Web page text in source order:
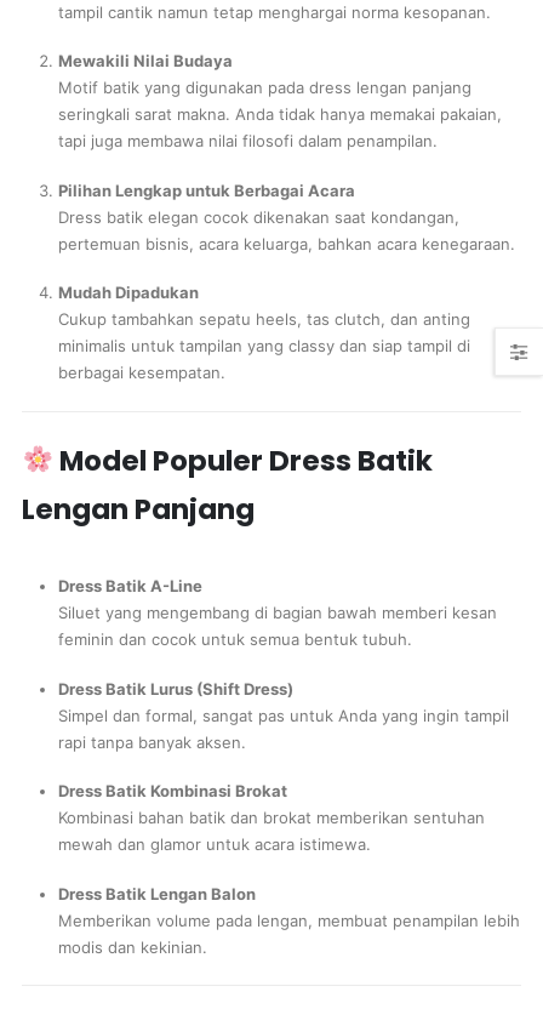
tampil cantik namun tetap menghargai norma kesopanan.
Mewakili Nilai Budaya
Motif batik yang digunakan pada dress lengan panjang
seringkali sarat makna. Anda tidak hanya memakai pakaian,
tapi juga membawa nilai filosofi dalam penampilan.
Pilihan Lengkap untuk Berbagai Acara
Dress batik elegan cocok dikenakan saat kondangan,
pertemuan bisnis, acara keluarga, bahkan acara kenegaraan.
Mudah Dipadukan
Cukup tambahkan sepatu heels, tas clutch, dan anting
minimalis untuk tampilan yang classy dan siap tampil di
berbagai kesempatan.
Model Populer Dress Batik
Lengan Panjang
Dress Batik A-Line
Siluet yang mengembang di bagian bawah memberi kesan
feminin dan cocok untuk semua bentuk tubuh.
Dress Batik Lurus (Shift Dress)
Simpel dan formal, sangat pas untuk Anda yang ingin tampil
rapi tanpa banyak aksen.
Dress Batik Kombinasi Brokat
Kombinasi bahan batik dan brokat memberikan sentuhan
mewah dan glamor untuk acara istimewa.
Dress Batik Lengan Balon
Memberikan volume pada lengan, membuat penampilan lebih
modis dan kekinian.